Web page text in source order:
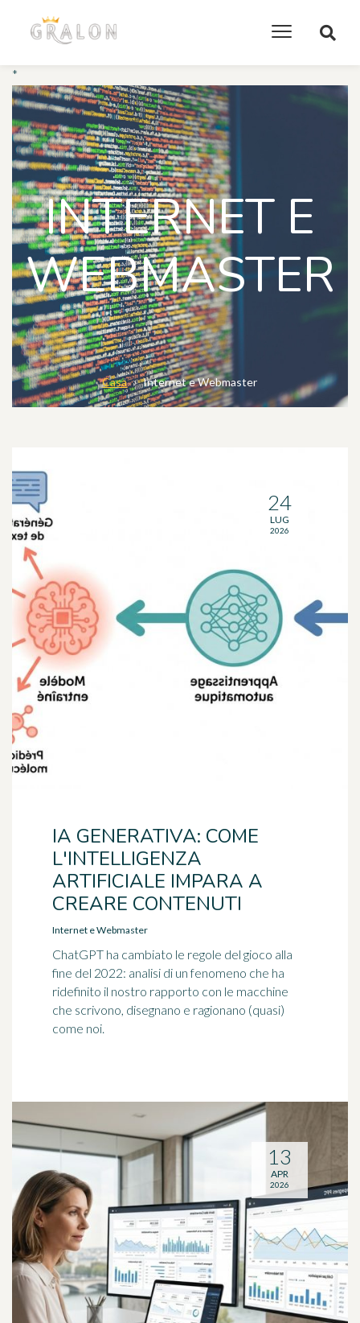
*
INTERNET E
WEBMASTER
Casa Internet e Webmaster
IA GENERATIVA: COME
L'INTELLIGENZA
ARTIFICIALE IMPARA A
CREARE CONTENUTI
Internet e Webmaster
ChatGPT ha cambiato le regole del gioco alla
fine del 2022: analisi di un fenomeno che ha
ridefinito il nostro rapporto con le macchine
che scrivono, disegnano e ragionano (quasi)
come noi.
24
LUG
2026
13
APR
2026